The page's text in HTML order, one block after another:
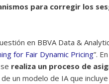
para corregir los
en BBVA Data &
for Fair Dynamic Pricing”. En
realiza un proceso de
un modelo de IA que